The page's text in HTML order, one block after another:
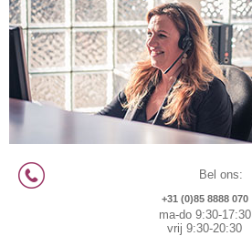
Bel ons:
+31 (0)85 8888 070
ma-do 9:30-17:30
vrij 9:30-20:30